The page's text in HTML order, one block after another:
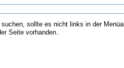
sollte es nicht links in der
Seite vorhanden.